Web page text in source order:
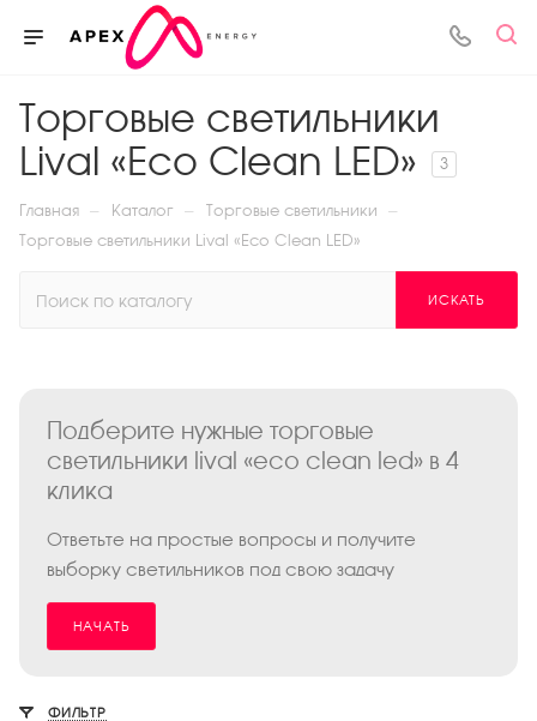
Торговые светильники
Lival «Eco Clean LED»
3
Главная — Каталог — Торговые светильники —
Торговые светильники Lival «Eco Clean LED»
ИСКАТЬ
Подберите нужные торговые
светильники lival «eco clean led» в 4
клика
Ответьте на простые вопросы и получите
выборку светильников под свою задачу
НАЧАТЬ
ФИЛЬТР